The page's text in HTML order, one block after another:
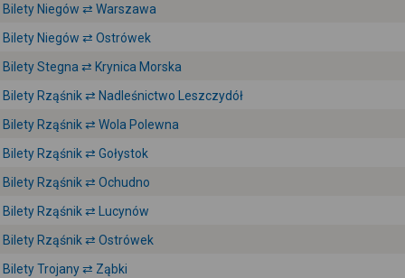
Bilety Niegów ⇄ Warszawa
Bilety Niegów ⇄ Ostrówek
Bilety Stegna ⇄ Krynica Morska
Bilety Rząśnik ⇄ Nadleśnictwo Leszczydół
Bilety Rząśnik ⇄ Wola Polewna
Bilety Rząśnik ⇄ Gołystok
Bilety Rząśnik ⇄ Ochudno
Bilety Rząśnik ⇄ Lucynów
Bilety Rząśnik ⇄ Ostrówek
Bilety Trojany ⇄ Ząbki